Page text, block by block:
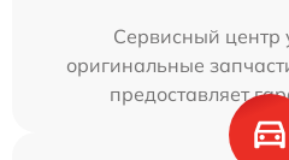
Сервисный центр
оригинальные
предоставляет